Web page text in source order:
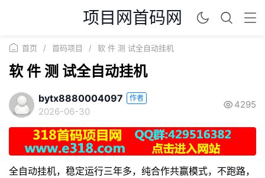
项目网首码网
首页 / 首码项目 / 软 件 测 试全自动挂机
软 件 测 试全自动挂机
bytx8880004097 作者
2026-06-30
4295
全自动挂机，稳定运行三年多，纯合作共赢模式，不跑路，